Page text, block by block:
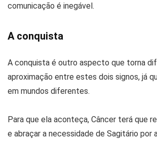
comunicação é inegável.
A conquista
A conquista é outro aspecto que torna
aproximação entre estes dois signos, já
em mundos diferentes.
Para que ela aconteça, Câncer terá que
e abraçar a necessidade de Sagitário por